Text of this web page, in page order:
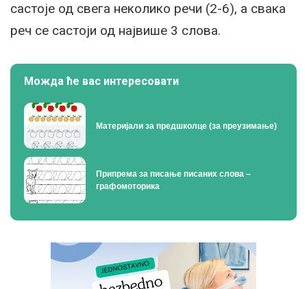
састоје од свега неколико речи (2-6), а свака
реч се састоји од највише 3 слова.
Можда ће вас интересовати
Материјали за предшколце (за преузимање)
Припрема за писање писаних слова –
графомоторика